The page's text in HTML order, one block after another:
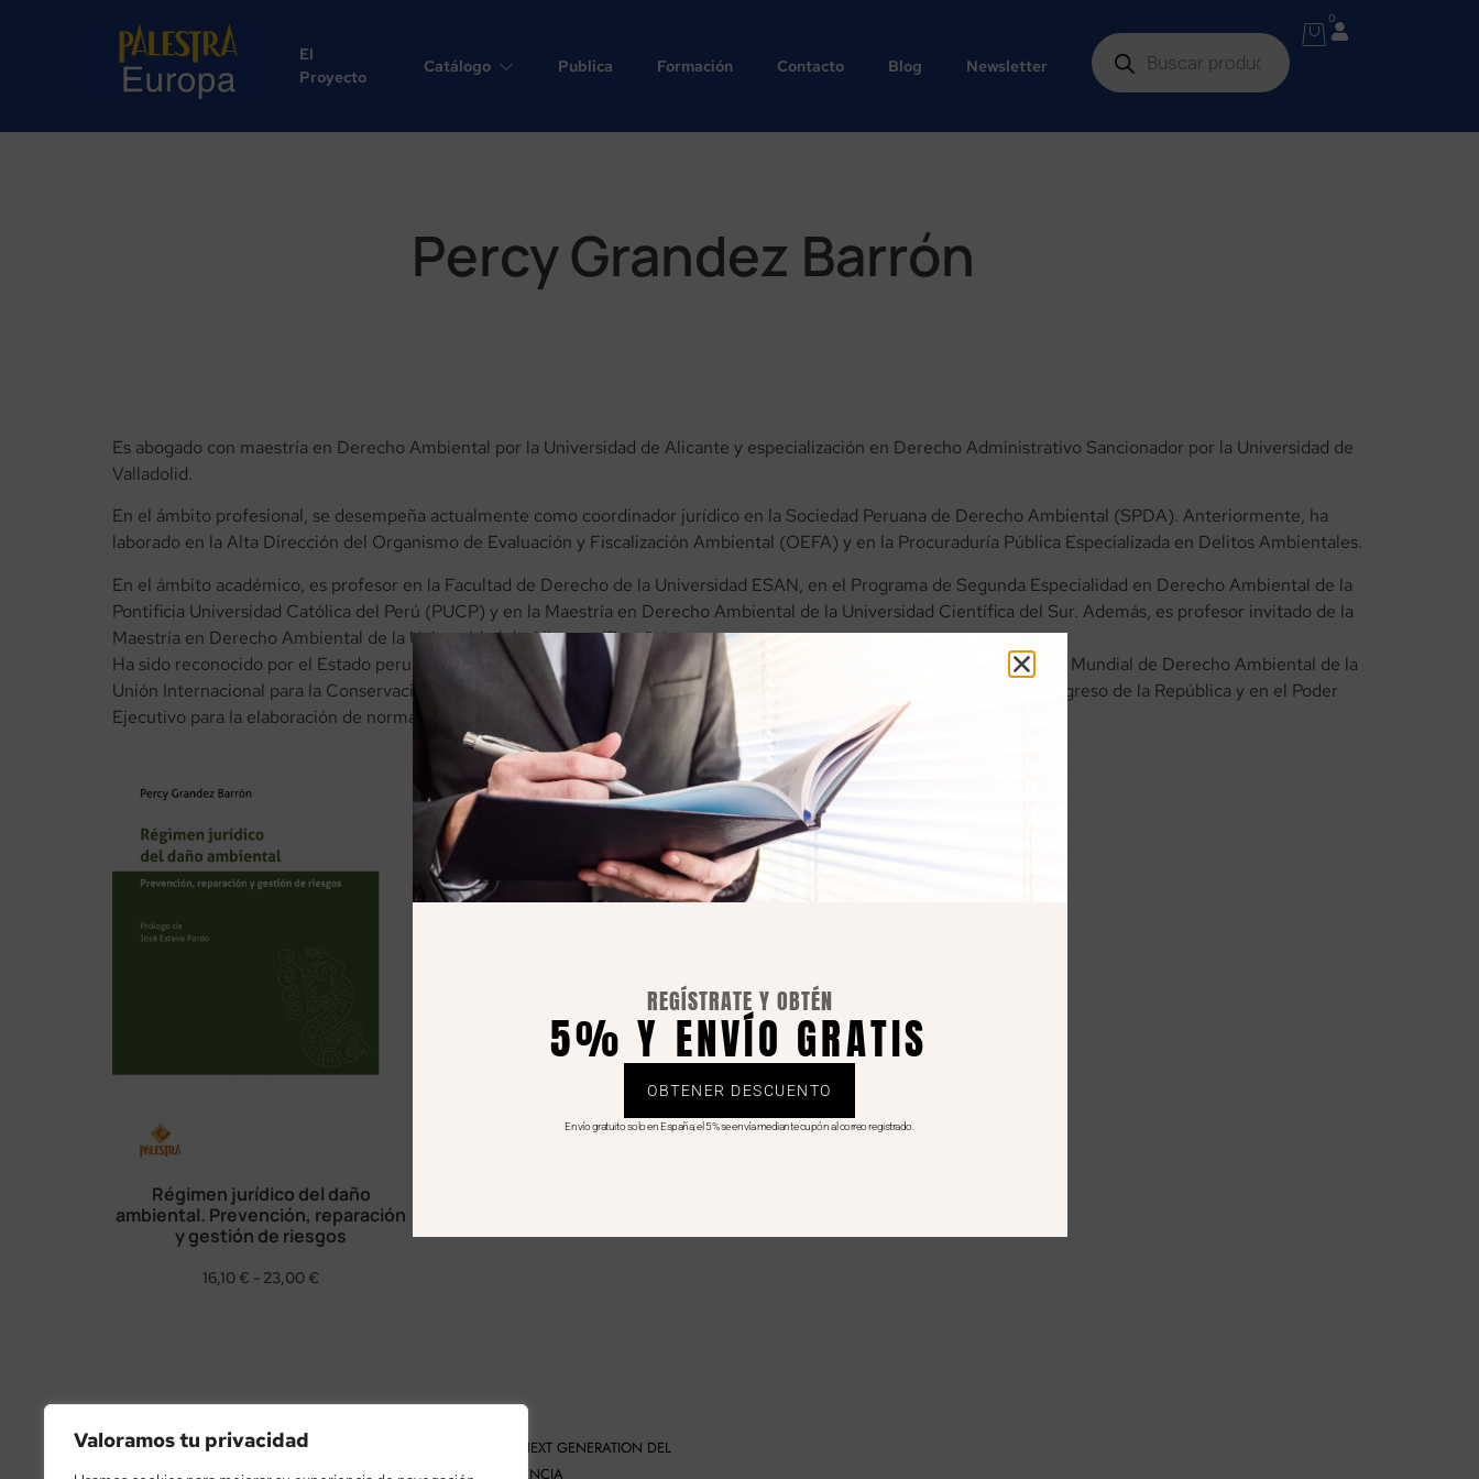
Valoramos tu privacidad
El
Proyecto
Catálogo Publica Formación Contacto Blog Newsletter
0
Percy Grandez Barrón
Es abogado con maestría en Derecho Ambiental por la Universidad de Alicante y especialización en Derecho Administrativo Sancionador por la Universidad de
Valladolid.
En el ámbito profesional, se desempeña actualmente como coordinador jurídico en la Sociedad Peruana de Derecho Ambiental (SPDA). Anteriormente, ha
laborado en la Alta Dirección del Organismo de Evaluación y Fiscalización Ambiental (OEFA) y en la Procuraduría Pública Especializada en Delitos Ambientales.
En el ámbito académico, es profesor en la Facultad de Derecho de la Universidad ESAN, en el Programa de Segunda Especialidad en Derecho Ambiental de la
Pontificia Universidad Católica del Perú (PUCP) y en la Maestría en Derecho Ambiental de la Universidad Científica del Sur. Además, es profesor invitado de la
Maestría en Derecho Ambiental de la Universidad de Alicante (España).
Ha sido reconocido por el Estado peruano con el Premio Nacional Ambiental “Antonio Brack”. Es miembro de la Comisión Mundial de Derecho Ambiental de la
Unión Internacional para la Conservación de la Naturaleza (UICN). Ha sido miembro de diversas mesas técnicas en el Congreso de la República y en el Poder
Ejecutivo para la elaboración de normas ambientales y pesqueras.
Régimen jurídico del daño
ambiental. Prevención, reparación
y gestión de riesgos
16,10 € - 23,00 €
PROGRAMA KIT DIGITAL FINANCIADO POR LOS FONDOS NEXT GENERATION DEL
MECANISMO DE RECUPERACIÓN Y RESILIENCIA
REGÍSTRATE Y OBTÉN
5% Y ENVÍO GRATIS
OBTENER DESCUENTO
Envío gratuito solo en España, el 5% se envía mediante cupón al correo registrado.